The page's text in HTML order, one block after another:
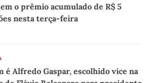
o prêmio acumulado de R$ 5
nesta terça-feira
é Alfredo Gaspar, escolhido vice na